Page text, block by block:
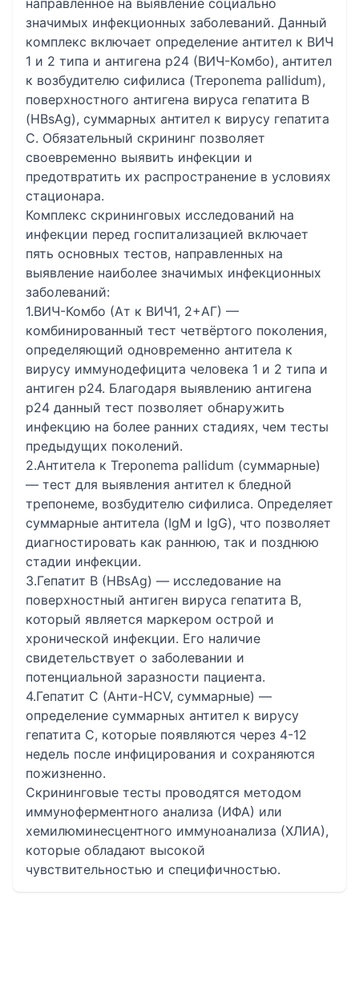
направленное на выявление социально
значимых инфекционных заболеваний. Данный
комплекс включает определение антител к ВИЧ
1 и 2 типа и антигена p24 (ВИЧ-Комбо), антител
к возбудителю сифилиса (Treponema pallidum),
поверхностного антигена вируса гепатита В
(HBsAg), суммарных антител к вирусу гепатита
С. Обязательный скрининг позволяет
своевременно выявить инфекции и
предотвратить их распространение в условиях
стационара.
Комплекс скрининговых исследований на
инфекции перед госпитализацией включает
пять основных тестов, направленных на
выявление наиболее значимых инфекционных
заболеваний:
1.ВИЧ-Комбо (Ат к ВИЧ1, 2+АГ) —
комбинированный тест четвёртого поколения,
определяющий одновременно антитела к
вирусу иммунодефицита человека 1 и 2 типа и
антиген p24. Благодаря выявлению антигена
p24 данный тест позволяет обнаружить
инфекцию на более ранних стадиях, чем тесты
предыдущих поколений.
2.Антитела к Treponema pallidum (суммарные)
— тест для выявления антител к бледной
трепонеме, возбудителю сифилиса. Определяет
суммарные антитела (IgM и IgG), что позволяет
диагностировать как раннюю, так и позднюю
стадии инфекции.
3.Гепатит В (HBsAg) — исследование на
поверхностный антиген вируса гепатита В,
который является маркером острой и
хронической инфекции. Его наличие
свидетельствует о заболевании и
потенциальной заразности пациента.
4.Гепатит С (Анти-НСV, суммарные) —
определение суммарных антител к вирусу
гепатита С, которые появляются через 4-12
недель после инфицирования и сохраняются
пожизненно.
Скрининговые тесты проводятся методом
иммуноферментного анализа (ИФА) или
хемилюминесцентного иммуноанализа (ХЛИА),
которые обладают высокой
чувствительностью и специфичностью.